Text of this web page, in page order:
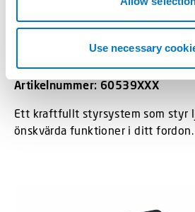
Use necessary
Styrsystem
Artikelnummer: 60539XXX
Ett kraftfullt styrsystem som styr
önskvärda funktioner i ditt fordon.